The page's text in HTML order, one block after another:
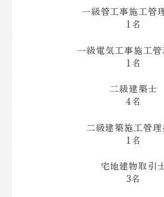
一級管工事施工管
1名
一級電気工事施工
1名
二級建築士
4名
二級建築施工管理
1名
宅地建物取引
3名